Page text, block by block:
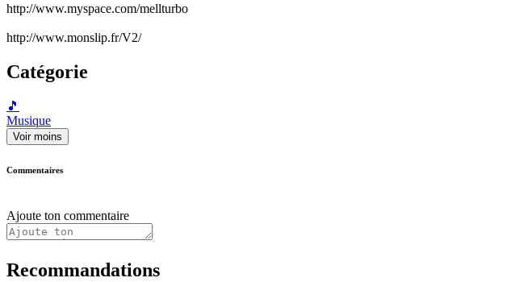
http://www.myspace.com/mellturbo
http://www.monslip.fr/V2/
Catégorie
🎵
Musique
Voir moins
Commentaires
Ajoute ton commentaire
Recommandations